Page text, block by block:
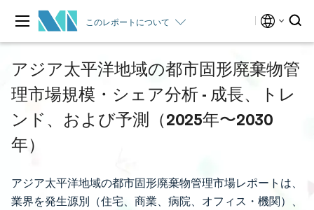
このレポートについて
アジア太平洋地域の都市固形廃棄物管
理市場規模・シェア分析 - 成長、トレ
ンド、および予測（2025年〜2030
年）
アジア太平洋地域の都市固形廃棄物管理市場レポートは、
業界を発生源別（住宅、商業、病院、オフィス・機関）、